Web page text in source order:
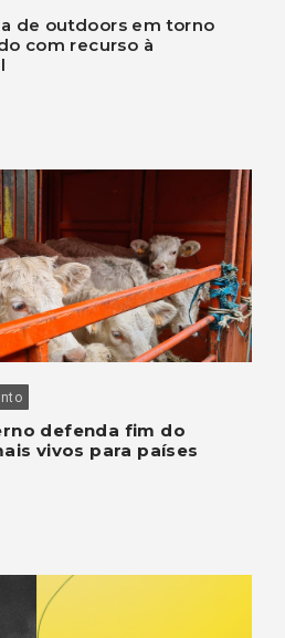
de outdoors em torno
com recurso à
defenda fim do
vivos para países